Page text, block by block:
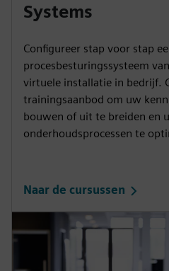
Systems
Configureer stap voor stap
procesbesturingssysteem
virtuele installatie in bedrijf.
trainingsaanbod om uw
bouwen of uit te breiden en
onderhoudsprocessen te
Naar de cursussen